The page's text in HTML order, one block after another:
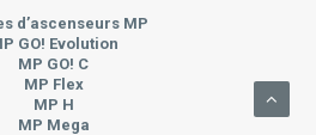
d’ascenseurs MP
GO! Evolution
MP GO! C
MP Flex
MP H
MP Mega